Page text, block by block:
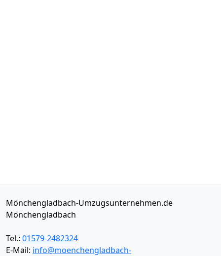
Mönchengladbach-Umzugsunternehmen.de
Mönchengladbach
Tel.: 01579-2482324
E-Mail: info@moenchengladbach-